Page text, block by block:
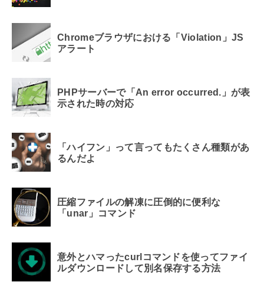
Chromeブラウザにおける「Violation」JS
アラート
PHPサーバーで「An error occurred.」が表
示された時の対応
「ハイフン」って言ってもたくさん種類があ
るんだよ
圧縮ファイルの解凍に圧倒的に便利な
「unar」コマンド
意外とハマったcurlコマンドを使ってファイ
ルダウンロードして別名保存する方法